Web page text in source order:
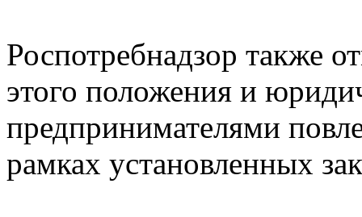
Роспотребнадзор также
этого положения и
предпринимателями
рамках установленных